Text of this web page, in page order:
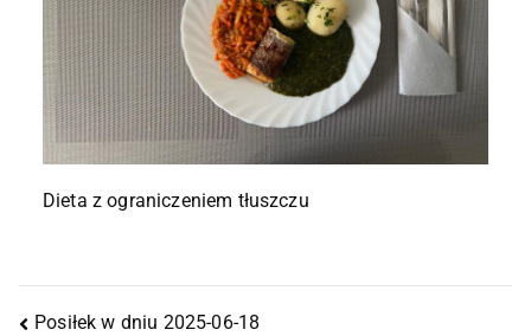
Dieta z ograniczeniem tłuszczu
Posiłek w dniu 2025-06-18